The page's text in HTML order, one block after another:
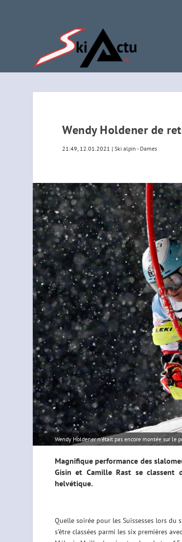
Wendy Holdener de
21:49, 12.01.2021 |Ski alpin - Dames
Wendy Holdener n'était pas encore montée sur le
Magnifique performance des
Gisin et Camille Rast se
helvétique.
Quelle soirée pour les Suissesses lors
s’être classées parmi les six premières